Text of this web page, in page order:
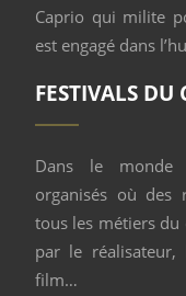
Caprio qui milite
est engagé dans
FESTIVALS DU
Dans le monde
organisés où des
tous les métiers du
par le
film…